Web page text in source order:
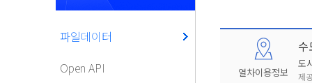
파일데이터
Open API
열차이용정보
도
제